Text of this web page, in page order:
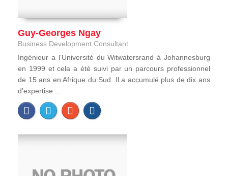
Guy-Georges Ngay
Business Development Consultant
Ingénieur a l’Université du Witwatersrand à Johannesburg
en 1999 et cela a été suivi par un parcours professionnel
de 15 ans en Afrique du Sud. Il a accumulé plus de dix ans
d’expertise ...